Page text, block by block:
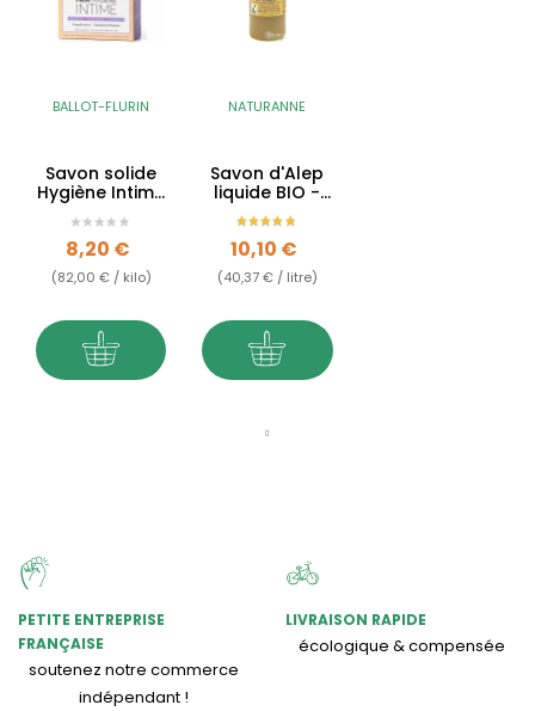
BALLOT-FLURIN
Savon solide
Hygiène Intime
à la Propolis
Bio - 100g
Prix
8,20 €
(82,00 € / kilo)
NATURANNE
Savon d'Alep
liquide BIO -
15% d'huile de
baies de
laurier
Prix
10,10 €
(40,37 € / litre)
PETITE ENTREPRISE
FRANÇAISE
soutenez notre commerce
indépendant !
LIVRAISON RAPIDE
écologique & compensée